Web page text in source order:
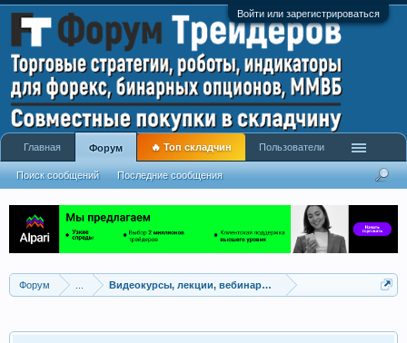
Войти или зарегистрироваться
Форум Видеокурсы, лекции, вебинары, учебный материал
Главная Форум
Поиск сообщений Последние сообщения
🔥 Топ складчин Пользователи